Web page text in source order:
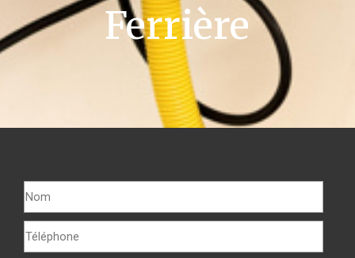
Ferrière